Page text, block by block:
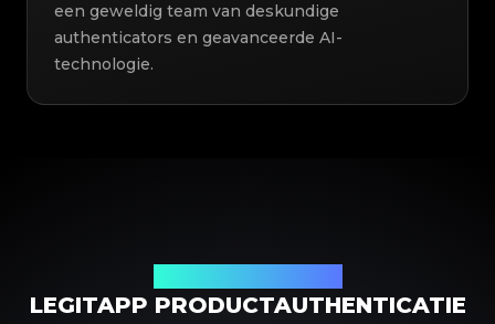
een geweldig team van deskundige
authenticators en geavanceerde AI-
technologie.
LEGITAPP PRODUCTAUTHENTICATIE